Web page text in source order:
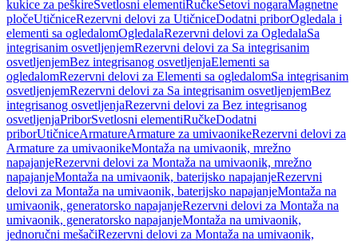
kukice za peškireSvetlosni elementiRučkeSetovi nogaraMagnetne
pločeUtičniceRezervni delovi za UtičniceDodatni priborOgledala i
elementi sa ogledalomOgledalaRezervni delovi za OgledalaSa
integrisanim osvetljenjemRezervni delovi za Sa integrisanim
osvetljenjemBez integrisanog osvetljenjaElementi sa
ogledalomRezervni delovi za Elementi sa ogledalomSa integrisanim
osvetljenjemRezervni delovi za Sa integrisanim osvetljenjemBez
integrisanog osvetljenjaRezervni delovi za Bez integrisanog
osvetljenjaPriborSvetlosni elementiRučkeDodatni
priborUtičniceArmatureArmature za umivaonikeRezervni delovi za
Armature za umivaonikeMontaža na umivaonik, mrežno
napajanjeRezervni delovi za Montaža na umivaonik, mrežno
napajanjeMontaža na umivaonik, baterijsko napajanjeRezervni
delovi za Montaža na umivaonik, baterijsko napajanjeMontaža na
umivaonik, generatorsko napajanjeRezervni delovi za Montaža na
umivaonik, generatorsko napajanjeMontaža na umivaonik,
jednoručni mešačiRezervni delovi za Montaža na umivaonik,